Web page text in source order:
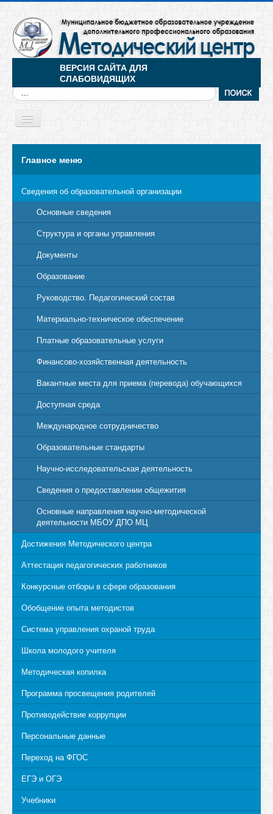
ВЕРСИЯ САЙТА ДЛЯ
СЛАБОВИДЯЩИХ
Искать...
Toggle
Главное меню
Сведения об образовательной организации
Основные сведения
Структура и органы управления
Документы
Образование
Руководство. Педагогический состав
Материально-техническое обеспечение
Платные образовательные услуги
Финансово-хозяйственная деятельность
Вакантные места для приема (перевода) обучающихся
Доступная среда
Международное сотрудничество
Образовательные стандарты
Научно-исследовательская деятельность
Сведения о предоставлении общежития
Основные направления научно-методической
деятельности МБОУ ДПО МЦ
Достижения Методического центра
Аттестация педагогических работников
Конкурсные отборы в сфере образования
Обобщение опыта методистов
Система управления охраной труда
Школа молодого учителя
Методическая копилка
Программа просвещения родителей
Противодействие коррупции
Персональные данные
Переход на ФГОС
ЕГЭ и ОГЭ
Учебники